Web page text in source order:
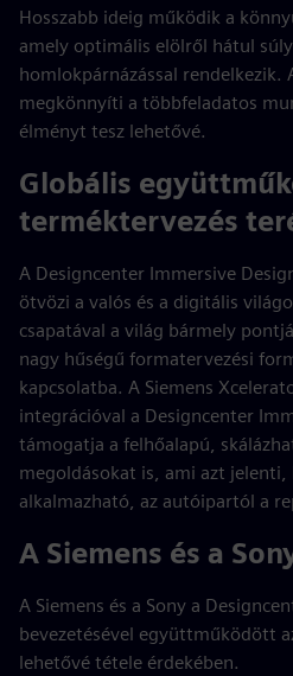
Hosszabb ideig működik a
amely optimális elölről hátul
homlokpárnázással
megkönnyíti a többfeladatos
élményt tesz lehetővé.
Globális
terméktervezés
A Designcenter Immersive
ötvözi a valós és a digitális
csapatával a világ bármely
nagy hűségű formatervezési
kapcsolatba. A Siemens
integrációval a Designcenter
támogatja a felhőalapú,
megoldásokat is, ami azt
alkalmazható, az autóipartól a
A Siemens és a
A Siemens és a Sony a
bevezetésével együttműködött
lehetővé tétele érdekében.